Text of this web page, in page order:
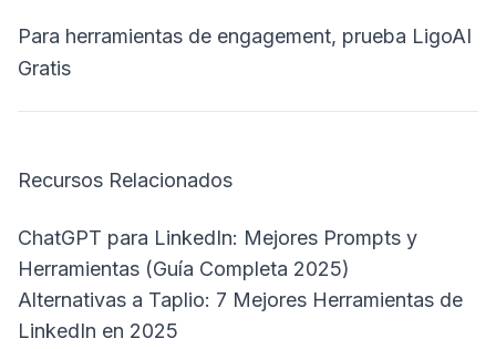
Para herramientas de engagement, prueba LigoAI
Gratis
Recursos Relacionados
ChatGPT para LinkedIn: Mejores Prompts y
Herramientas (Guía Completa 2025)
Alternativas a Taplio: 7 Mejores Herramientas de
LinkedIn en 2025